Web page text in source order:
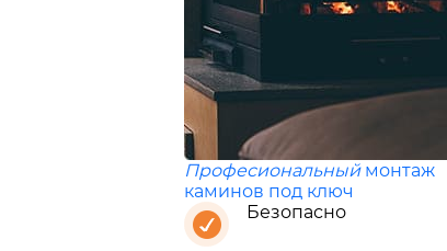
Професиональныймонтаж
каминов под ключ
Безопасно